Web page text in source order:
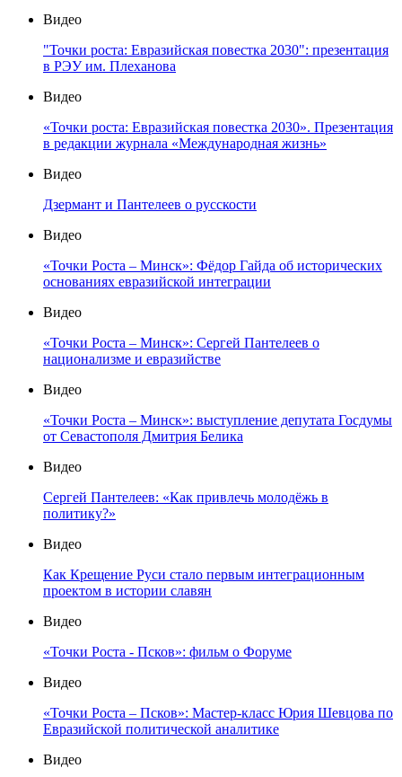
Видео
"Точки роста: Евразийская повестка 2030": презентация
в РЭУ им. Плеханова
Видео
«Точки роста: Евразийская повестка 2030». Презентация
в редакции журнала «Международная жизнь»
Видео
Дзермант и Пантелеев о русскости
Видео
«Точки Роста – Минск»: Фёдор Гайда об исторических
основаниях евразийской интеграции
Видео
«Точки Роста – Минск»: Сергей Пантелеев о
национализме и евразийстве
Видео
«Точки Роста – Минск»: выступление депутата Госдумы
от Севастополя Дмитрия Белика
Видео
Сергей Пантелеев: «Как привлечь молодёжь в
политику?»
Видео
Как Крещение Руси стало первым интеграционным
проектом в истории славян
Видео
«Точки Роста - Псков»: фильм о Форуме
Видео
«Точки Роста – Псков»: Мастер-класс Юрия Шевцова по
Евразийской политической аналитике
Видео